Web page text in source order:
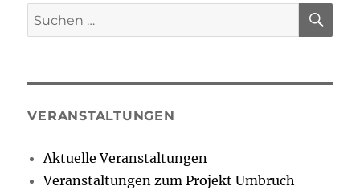
Suchen
nach:
VERANSTALTUNGEN
Aktuelle Veranstaltungen
Veranstaltungen zum Projekt Umbruch